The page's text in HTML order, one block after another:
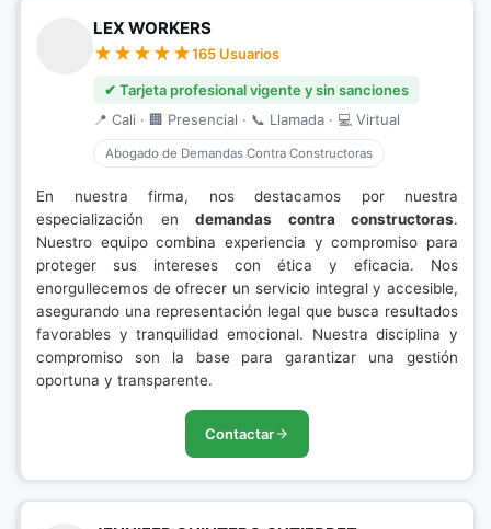
LEX WORKERS
165 Usuarios
✔ Tarjeta profesional vigente y sin sanciones
📍 Cali · 🏢 Presencial · 📞 Llamada · 💻 Virtual
Abogado de Demandas Contra Constructoras
En nuestra firma, nos destacamos por nuestra
especialización en demandas contra constructoras.
Nuestro equipo combina experiencia y compromiso para
proteger sus intereses con ética y eficacia. Nos
enorgullecemos de ofrecer un servicio integral y accesible,
asegurando una representación legal que busca resultados
favorables y tranquilidad emocional. Nuestra disciplina y
compromiso son la base para garantizar una gestión
oportuna y transparente.
Contactar